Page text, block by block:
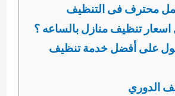
على أفضل خدمة تنظيف